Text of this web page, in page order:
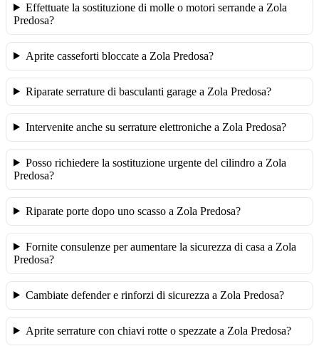
Effettuate la sostituzione di molle o motori serrande a Zola
Predosa?
Aprite casseforti bloccate a Zola Predosa?
Riparate serrature di basculanti garage a Zola Predosa?
Intervenite anche su serrature elettroniche a Zola Predosa?
Posso richiedere la sostituzione urgente del cilindro a Zola
Predosa?
Riparate porte dopo uno scasso a Zola Predosa?
Fornite consulenze per aumentare la sicurezza di casa a Zola
Predosa?
Cambiate defender e rinforzi di sicurezza a Zola Predosa?
Aprite serrature con chiavi rotte o spezzate a Zola Predosa?